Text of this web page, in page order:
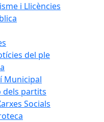
i Llicències
del ple
Municipal
dels partits
Socials